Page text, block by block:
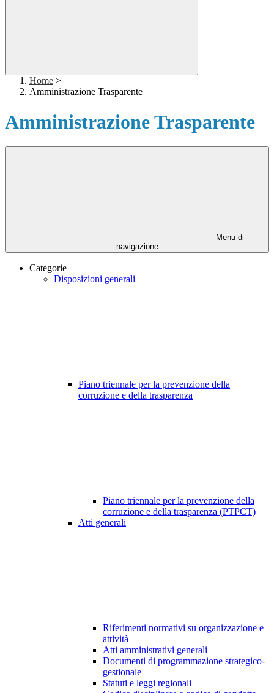
Home >
Amministrazione Trasparente
Amministrazione Trasparente
Menu di
navigazione
Categorie
Disposizioni generali
Piano triennale per la prevenzione della
corruzione e della trasparenza
Piano triennale per la prevenzione della
corruzione e della trasparenza (PTPCT)
Atti generali
Riferimenti normativi su organizzazione e
attività
Atti amministrativi generali
Documenti di programmazione strategico-
gestionale
Statuti e leggi regionali